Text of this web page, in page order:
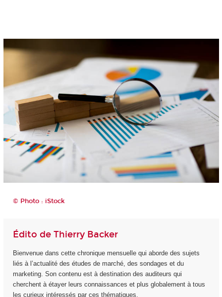
© Photo : iStock
Édito de Thierry Backer
Bienvenue dans cette chronique mensuelle qui aborde des sujets
liés à l’actualité des études de marché, des sondages et du
marketing. Son contenu est à destination des auditeurs qui
cherchent à étayer leurs connaissances et plus globalement à tous
les curieux intéressés par ces thématiques.